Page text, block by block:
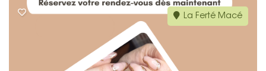
La Ferté Macé